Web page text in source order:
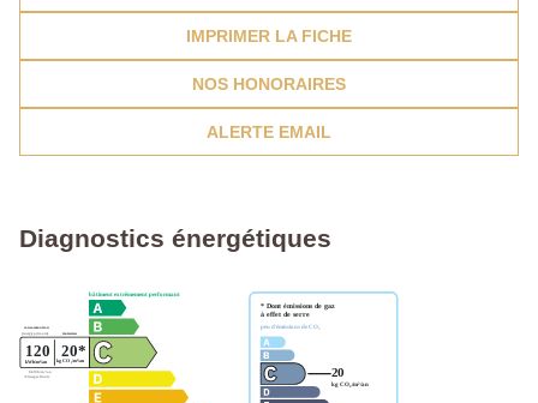
IMPRIMER LA FICHE
NOS HONORAIRES
ALERTE EMAIL
Diagnostics énergétiques